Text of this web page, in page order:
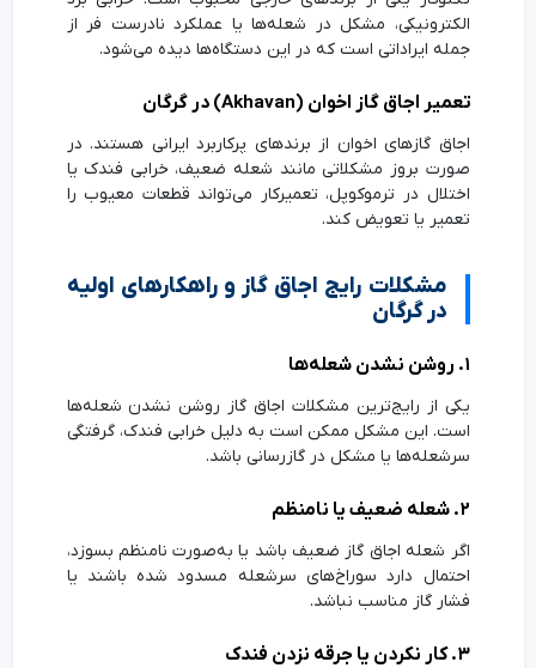
الکترونیکی، مشکل در شعله‌ها یا عملکرد نادرست فر از
جمله ایراداتی است که در این دستگاه‌ها دیده می‌شود.
تعمیر اجاق گاز اخوان (Akhavan) در گرگان
اجاق گازهای اخوان از برندهای پرکاربرد ایرانی هستند. در
صورت بروز مشکلاتی مانند شعله ضعیف، خرابی فندک یا
اختلال در ترموکوپل، تعمیرکار می‌تواند قطعات معیوب را
تعمیر یا تعویض کند.
مشکلات رایج اجاق گاز و راهکارهای اولیه
در گرگان
۱. روشن نشدن شعله‌ها
یکی از رایج‌ترین مشکلات اجاق گاز روشن نشدن شعله‌ها
است. این مشکل ممکن است به دلیل خرابی فندک، گرفتگی
سرشعله‌ها یا مشکل در گازرسانی باشد.
۲. شعله ضعیف یا نامنظم
اگر شعله اجاق گاز ضعیف باشد یا به‌صورت نامنظم بسوزد،
احتمال دارد سوراخ‌های سرشعله مسدود شده باشند یا
فشار گاز مناسب نباشد.
۳. کار نکردن یا جرقه نزدن فندک